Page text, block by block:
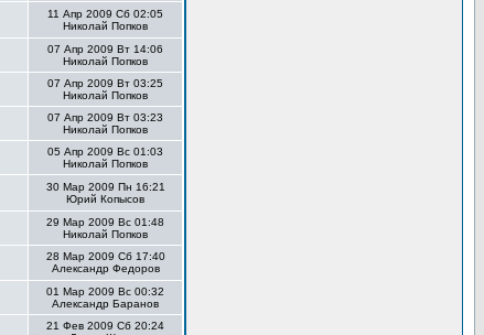
11 Апр 2009 Сб 02:05
Николай Попков
07 Апр 2009 Вт 14:06
Николай Попков
07 Апр 2009 Вт 03:25
Николай Попков
07 Апр 2009 Вт 03:23
Николай Попков
05 Апр 2009 Вс 01:03
Николай Попков
30 Мар 2009 Пн 16:21
Юрий Копысов
29 Мар 2009 Вс 01:48
Николай Попков
28 Мар 2009 Сб 17:40
Александр Федоров
01 Мар 2009 Вс 00:32
Александр Баранов
21 Фев 2009 Сб 20:24